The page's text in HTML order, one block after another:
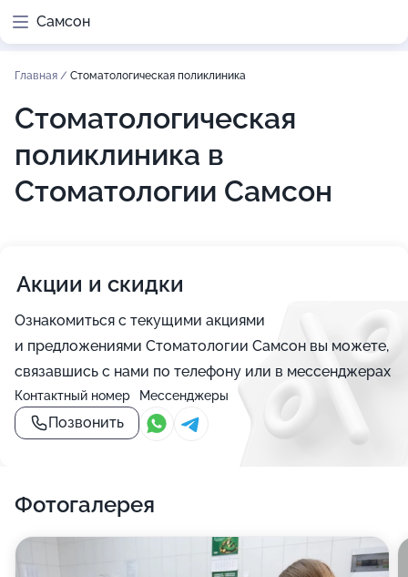
Самсон
Главная / Стоматологическая поликлиника
Стоматологическая
поликлиника в
Стоматологии Самсон
Акции и скидки
Ознакомиться с текущими акциями
и предложениями Стоматологии Самсон вы можете,
связавшись с нами по телефону или в мессенджерах
Контактный номер
Позвонить
Мессенджеры
Фотогалерея